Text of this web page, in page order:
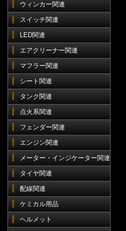
ウィンカー関連
スイッチ関連
LED関連
エアクリーナー関連
マフラー関連
シート関連
タンク関連
点火系関連
フェンダー関連
エンジン関連
メーター・インジケーター関連
タイヤ関連
配線関連
ケミカル用品
ヘルメット